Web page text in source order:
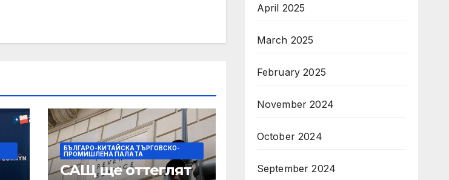
БЪЛГАРО-КИТАЙСКА ТЪРГОВСКО-
ПРОМИШЛЕНА ПАЛAТА
САЩ ще оттеглят
April 2025
March 2025
February 2025
November 2024
October 2024
September 2024